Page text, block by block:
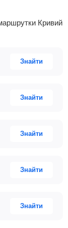
Знайти
Знайти
Знайти
Знайти
Знайти